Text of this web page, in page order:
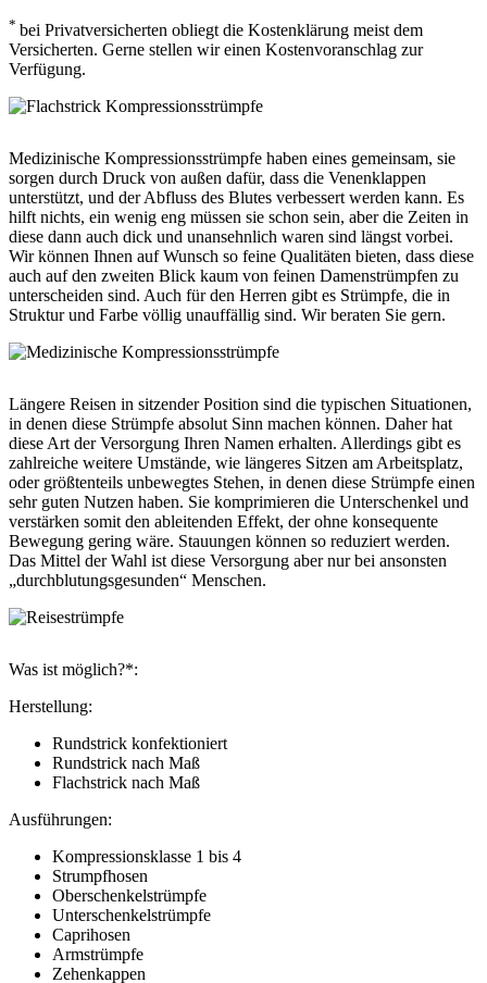
* bei Privatversicherten obliegt die Kostenklärung meist dem
Versicherten. Gerne stellen wir einen Kostenvoranschlag zur
Verfügung.
Medizinische Kompressionsstrümpfe haben eines gemeinsam, sie
sorgen durch Druck von außen dafür, dass die Venenklappen
unterstützt, und der Abfluss des Blutes verbessert werden kann. Es
hilft nichts, ein wenig eng müssen sie schon sein, aber die Zeiten in
diese dann auch dick und unansehnlich waren sind längst vorbei.
Wir können Ihnen auf Wunsch so feine Qualitäten bieten, dass diese
auch auf den zweiten Blick kaum von feinen Damenstrümpfen zu
unterscheiden sind. Auch für den Herren gibt es Strümpfe, die in
Struktur und Farbe völlig unauffällig sind. Wir beraten Sie gern.
Längere Reisen in sitzender Position sind die typischen Situationen,
in denen diese Strümpfe absolut Sinn machen können. Daher hat
diese Art der Versorgung Ihren Namen erhalten. Allerdings gibt es
zahlreiche weitere Umstände, wie längeres Sitzen am Arbeitsplatz,
oder größtenteils unbewegtes Stehen, in denen diese Strümpfe einen
sehr guten Nutzen haben. Sie komprimieren die Unterschenkel und
verstärken somit den ableitenden Effekt, der ohne konsequente
Bewegung gering wäre. Stauungen können so reduziert werden.
Das Mittel der Wahl ist diese Versorgung aber nur bei ansonsten
„durchblutungsgesunden“ Menschen.
Was ist möglich?*:
Herstellung:
Rundstrick konfektioniert
Rundstrick nach Maß
Flachstrick nach Maß
Ausführungen:
Kompressionsklasse 1 bis 4
Strumpfhosen
Oberschenkelstrümpfe
Unterschenkelstrümpfe
Caprihosen
Armstrümpfe
Zehenkappen